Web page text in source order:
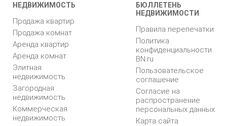
НЕДВИЖИМОСТЬ
Продажа квартир
Продажа комнат
Аренда квартир
Аренда комнат
Элитная
недвижимость
Загородная
недвижимость
Коммерческая
недвижимость
БЮЛЛЕТЕНЬ
НЕДВИЖИМОСТИ
Правила перепечатки
Политика
конфиденциальности
BN.ru
Пользовательское
соглашение
Согласие на
распространение
персональных данных
Карта сайта